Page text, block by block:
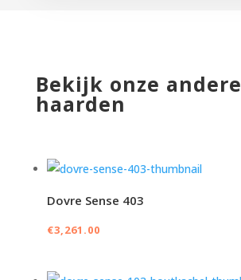
Bekijk onze andere
haarden
Dovre Sense 403
€3,261.00